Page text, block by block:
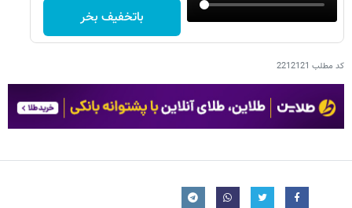
باتخفیف بخر
کد مطلب 2212121